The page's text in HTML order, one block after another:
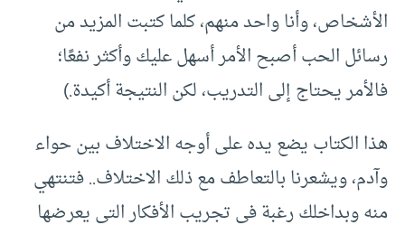
الأشخاص، وأنا واحد منهم، كلما كتبت المزيد من
رسائل الحب أصبح الأمر أسهل عليك وأكثر نفعًا؛
فالأمر يحتاج إلى التدريب، لكن النتيجة أكيدة.)
هذا الكتاب يضع يده على أوجه الاختلاف بين حواء
وآدم، ويشعرنا بالتعاطف مع ذلك الاختلاف.. فتنتهي
منه وبداخلك رغبة في تجريب الأفكار التي يعرضها